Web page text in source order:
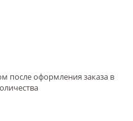
после оформления заказа в